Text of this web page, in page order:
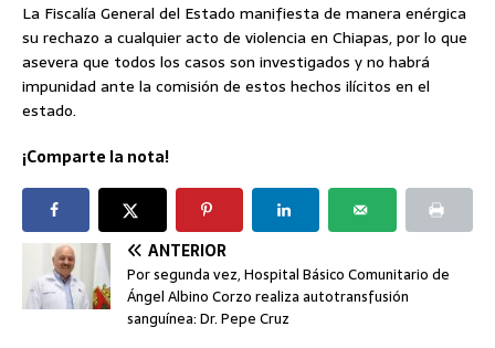
La Fiscalía General del Estado manifiesta de manera enérgica
su rechazo a cualquier acto de violencia en Chiapas, por lo que
asevera que todos los casos son investigados y no habrá
impunidad ante la comisión de estos hechos ilícitos en el
estado.
¡Comparte la nota!
ANTERIOR
Por segunda vez, Hospital Básico Comunitario de
Ángel Albino Corzo realiza autotransfusión
sanguínea: Dr. Pepe Cruz